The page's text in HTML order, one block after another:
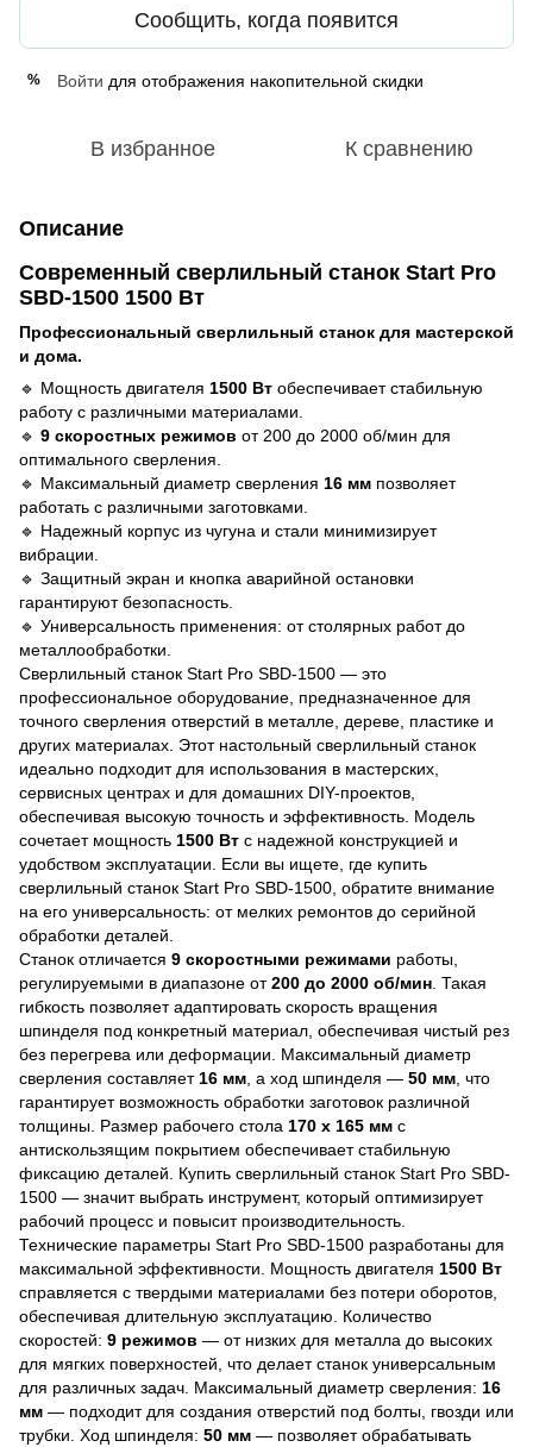
Сообщить, когда появится
% Войти для отображения накопительной скидки
В избранное К сравнению
Описание
Современный сверлильный станок Start Pro
SBD-1500 1500 Вт
Профессиональный сверлильный станок для мастерской
и дома.
🔹 Мощность двигателя 1500 Вт обеспечивает стабильную
работу с различными материалами.
🔹 9 скоростных режимов от 200 до 2000 об/мин для
оптимального сверления.
🔹 Максимальный диаметр сверления 16 мм позволяет
работать с различными заготовками.
🔹 Надежный корпус из чугуна и стали минимизирует
вибрации.
🔹 Защитный экран и кнопка аварийной остановки
гарантируют безопасность.
🔹 Универсальность применения: от столярных работ до
металлообработки.
Сверлильный станок Start Pro SBD-1500 — это
профессиональное оборудование, предназначенное для
точного сверления отверстий в металле, дереве, пластике и
других материалах. Этот настольный сверлильный станок
идеально подходит для использования в мастерских,
сервисных центрах и для домашних DIY-проектов,
обеспечивая высокую точность и эффективность. Модель
сочетает мощность 1500 Вт с надежной конструкцией и
удобством эксплуатации. Если вы ищете, где купить
сверлильный станок Start Pro SBD-1500, обратите внимание
на его универсальность: от мелких ремонтов до серийной
обработки деталей.
Станок отличается 9 скоростными режимами работы,
регулируемыми в диапазоне от200 до 2000 об/мин . Такая
гибкость позволяет адаптировать скорость вращения
шпинделя под конкретный материал, обеспечивая чистый рез
без перегрева или деформации. Максимальный диаметр
сверления составляет 16 мм , а ход шпинделя — 50 мм , что
гарантирует возможность обработки заготовок различной
толщины. Размер рабочего стола 170 x 165 мм с
антискользящим покрытием обеспечивает стабильную
фиксацию деталей. Купить сверлильный станок Start Pro SBD-
1500 — значит выбрать инструмент, который оптимизирует
рабочий процесс и повысит производительность.
Технические параметры Start Pro SBD-1500 разработаны для
максимальной эффективности. Мощность двигателя 1500 Вт
справляется с твердыми материалами без потери оборотов,
обеспечивая длительную эксплуатацию. Количество
скоростей: 9 режимов — от низких для металла до высоких
для мягких поверхностей, что делает станок универсальным
для различных задач. Максимальный диаметр сверления: 16
мм — подходит для создания отверстий под болты, гвозди или
трубки. Ход шпинделя: 50 мм — позволяет обрабатывать